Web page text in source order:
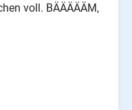
voll. BÄÄÄÄÄM,